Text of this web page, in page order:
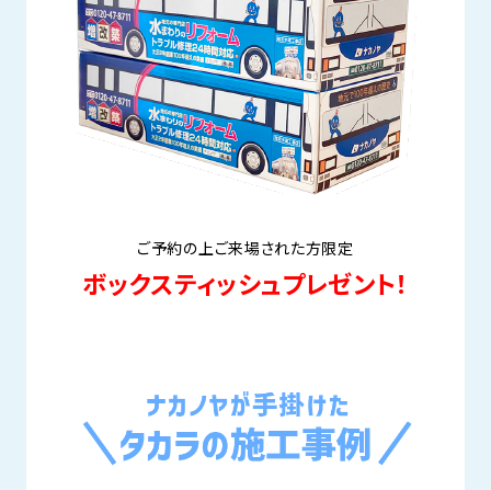
ご予約の上ご来場された方限定
ボックスティッシュプレゼント！